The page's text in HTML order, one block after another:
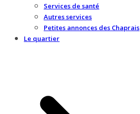
Services de santé
Autres services
Petites annonces des Chaprais
Le quartier